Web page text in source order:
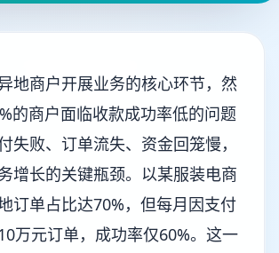
地商户开展业务的核心环节，然
的商户面临收款成功率低的问题
败、订单流失、资金回笼慢，
增长的关键瓶颈。以某服装电商
订单占比达70%，但每月因支付
万元订单，成功率仅60%。这一